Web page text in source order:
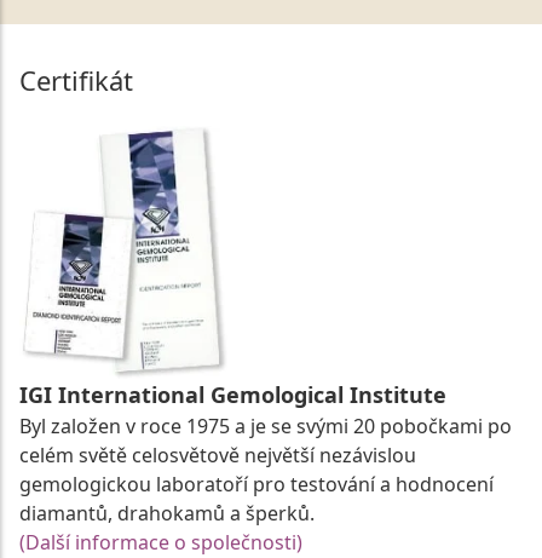
Certifikát
IGI International Gemological Institute
Byl založen v roce 1975 a je se svými 20 pobočkami po
celém světě celosvětově největší nezávislou
gemologickou laboratoří pro testování a hodnocení
diamantů, drahokamů a šperků.
(Další informace o společnosti)